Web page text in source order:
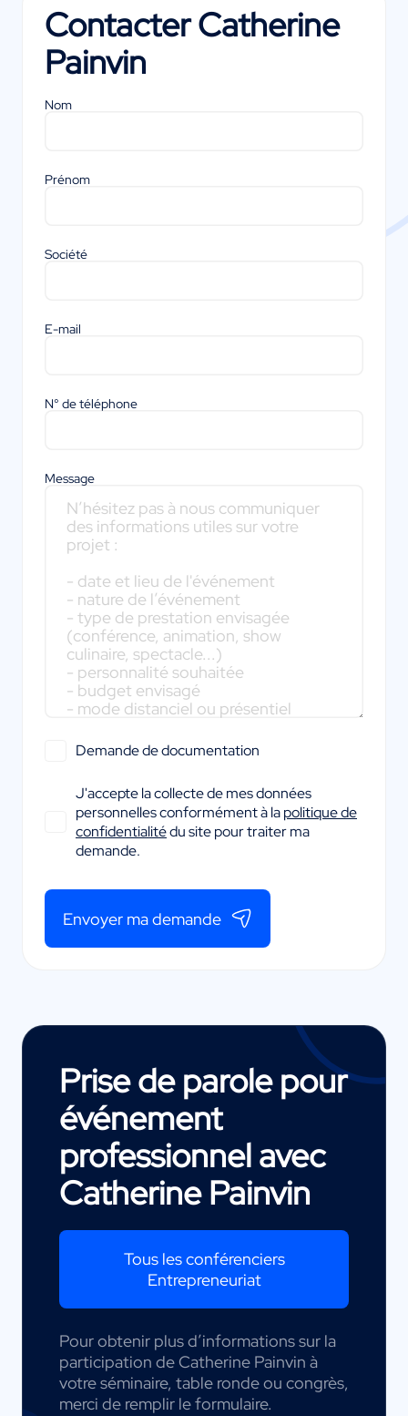
ContacterCatherine
Painvin
Nom
Prénom
Société
E-mail
N° de téléphone
Message
Demande de documentation
J'accepte la collecte de mes données
personnelles conformément à lapolitique de
confidentialitédu site pour traiter ma
demande.
Envoyer ma demande
Prise de parole pour
événement
professionnel avec
Catherine Painvin
Tous les conférenciers
Entrepreneuriat
Pour obtenir plus d’informations sur la
participation de Catherine Painvin à
votre séminaire, table ronde ou congrès,
merci de remplir le formulaire.